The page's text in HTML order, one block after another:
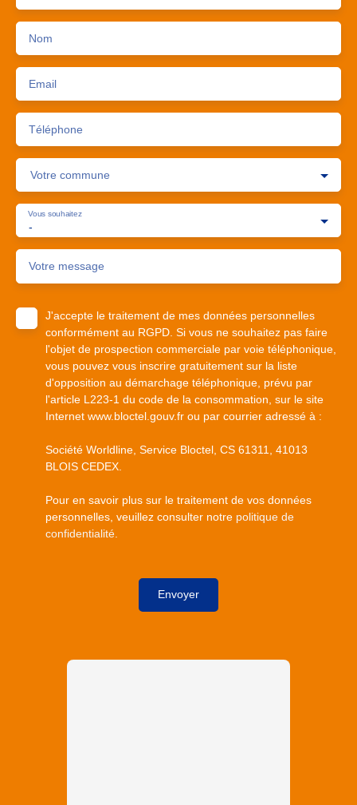
Nom
Email
Téléphone
Votre commune
-
Vous souhaitez
Votre message
J'accepte le traitement de mes données personnelles
conformément au RGPD. Si vous ne souhaitez pas faire
l'objet de prospection commerciale par voie téléphonique,
vous pouvez vous inscrire gratuitement sur la liste
d'opposition au démarchage téléphonique, prévu par
l'article L223-1 du code de la consommation, sur le site
Internet www.bloctel.gouv.fr ou par courrier adressé à :
Société Worldline, Service Bloctel, CS 61311, 41013
BLOIS CEDEX.
Pour en savoir plus sur le traitement de vos données
personnelles, veuillez consulter notre politique de
confidentialité
Envoyer